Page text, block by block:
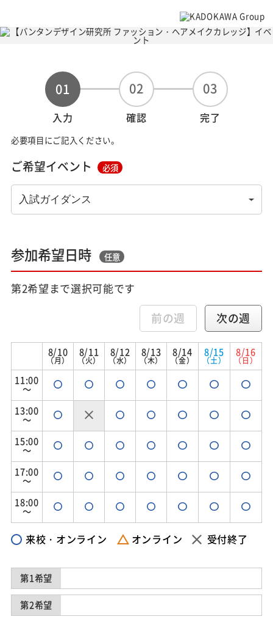
01
入力
02
確認
03
完了
必要項目にご記入ください。
ご希望イベント 必須
参加希望日時 任意
第2希望まで選択可能です
前の週 次の週
8/10
（月）
8/11
（火）
8/12
（水）
8/13
（木）
8/14
（金）
8/15
（土）
8/16
（日）
11:00
～
13:00
～
15:00
～
17:00
～
18:00
～
来校・オンライン オンライン 受付終了
第1希望
第2希望